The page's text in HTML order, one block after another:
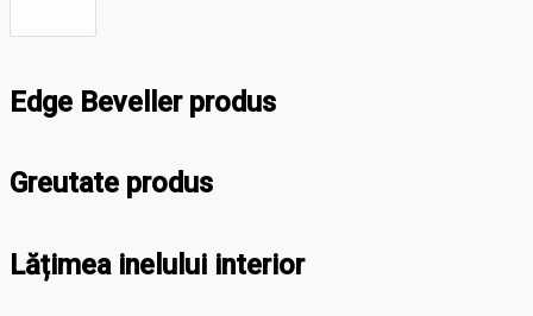
Edge Beveller produs
Greutate produs
Lățimea inelului interior